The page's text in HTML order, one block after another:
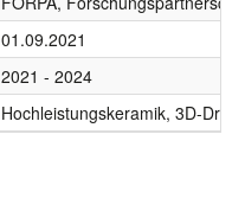
01.09.2021
2021 - 2024
Hochleistungskeramik, 3D-